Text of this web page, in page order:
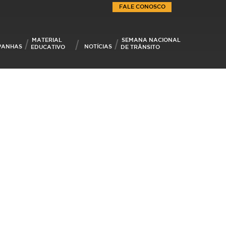
MATERIAL
EDUCATIVO
NOTÍCIAS
SEMANA NACIONAL
DE TRÂNSITO
FALE CONOSCO